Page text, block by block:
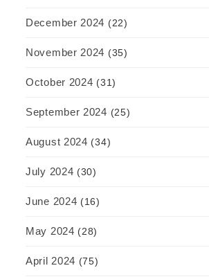
December 2024 (22)
November 2024 (35)
October 2024 (31)
September 2024 (25)
August 2024 (34)
July 2024 (30)
June 2024 (16)
May 2024 (28)
April 2024 (75)